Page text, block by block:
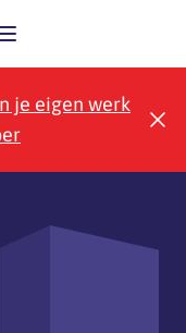
je eigen werk